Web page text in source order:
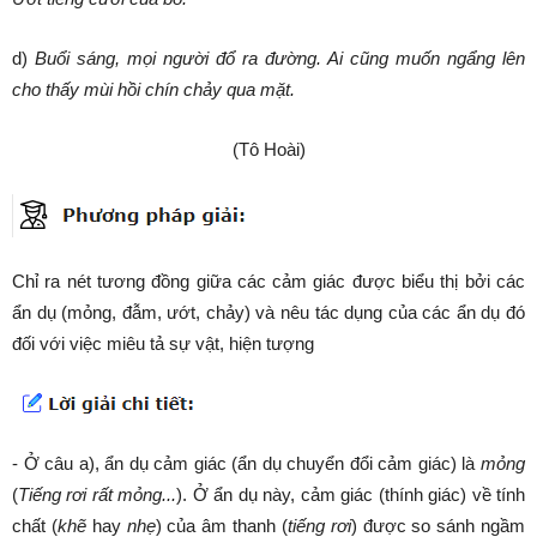
d) Buổi sáng, mọi người đổ ra đường. Ai cũng muốn ngẩng lên
cho thấy mùi hồi chín chảy qua mặt.
(Tô Hoài)
Chỉ ra nét tương đồng giữa các cảm giác được biểu thị bởi các
ẩn dụ (mỏng, đẫm, ướt, chảy) và nêu tác dụng của các ẩn dụ đó
đối với việc miêu tả sự vật, hiện tượng
- Ở câu a), ẩn dụ cảm giác (ẩn dụ chuyển đổi cảm giác) là mỏng
(Tiếng rơi rất mỏng...). Ở ẩn dụ này, cảm giác (thính giác) về tính
chất (khẽhay nhẹ) của âm thanh (tiếng rơi) được so sánh ngầm